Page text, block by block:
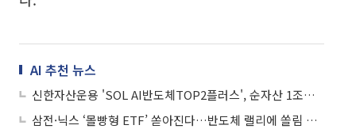
AI 추천 뉴스
신한자산운용 'SOL AI반도체TOP2플러스', 순자산 1조원 돌파
삼전·닉스 ‘몰빵형 ETF’ 쏟아진다…반도체 랠리에 쏠림 경고등